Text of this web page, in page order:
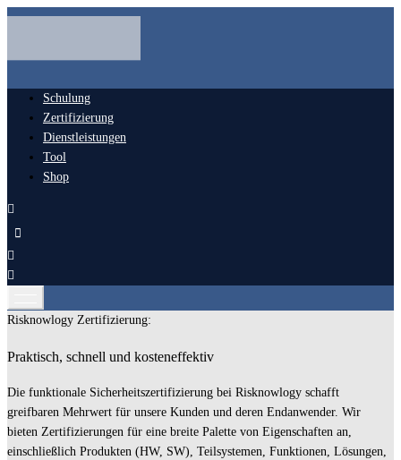
Schulung
Zertifizierung
Dienstleistungen
Tool
Shop
Risknowlogy Zertifizierung:
Praktisch, schnell und kosteneffektiv
Die funktionale Sicherheitszertifizierung bei Risknowlogy schafft
greifbaren Mehrwert für unsere Kunden und deren Endanwender. Wir
bieten Zertifizierungen für eine breite Palette von Eigenschaften an,
einschließlich Produkten (HW, SW), Teilsystemen, Funktionen, Lösungen,